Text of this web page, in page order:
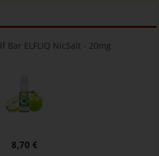
Bar ELFLIQ NicSalt - 20mg
8,70 €